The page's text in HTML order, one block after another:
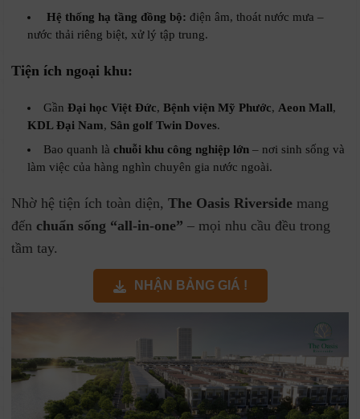
Hệ thống hạ tầng đồng bộ: điện âm, thoát nước mưa –
nước thải riêng biệt, xử lý tập trung.
Tiện ích ngoại khu:
GầnĐại học Việt Đức,Bệnh viện Mỹ Phước, Aeon Mall,
KDL Đại Nam, Sân golf Twin Doves.
Bao quanh làchuỗi khu công nghiệp lớn – nơi sinh sống và
làm việc của hàng nghìn chuyên gia nước ngoài.
Nhờ hệ tiện ích toàn diện,The Oasis Riverside mang
đến chuẩn sống “all-in-one” – mọi nhu cầu đều trong
tầm tay.
NHẬN BẢNG GIÁ !